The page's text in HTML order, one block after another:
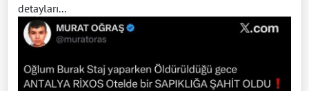
detayları...